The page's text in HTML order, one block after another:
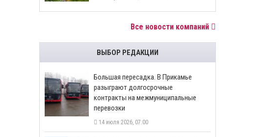
Все новости компаний
ВЫБОР РЕДАКЦИИ
Большая пересадка. В Прикамье
разыграют долгосрочные
контракты на межмуниципальные
перевозки
14 июля 2026, 07:00